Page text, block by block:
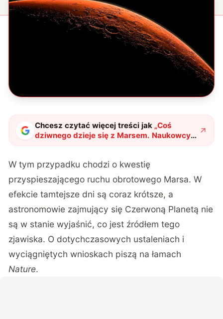
Chcesz czytać więcej treści jak „Coś
dziwnego dzieje się z Marsem. Naukowcy
bezradnie rozkładają ręce"?
W tym przypadku chodzi o kwestię
przyspieszającego ruchu obrotowego Marsa. W
efekcie tamtejsze dni są coraz krótsze, a
astronomowie zajmujący się Czerwoną Planetą nie
są w stanie wyjaśnić, co jest źródłem tego
zjawiska. O dotychczasowych ustaleniach i
wyciągniętych wnioskach piszą na łamach
Nature.